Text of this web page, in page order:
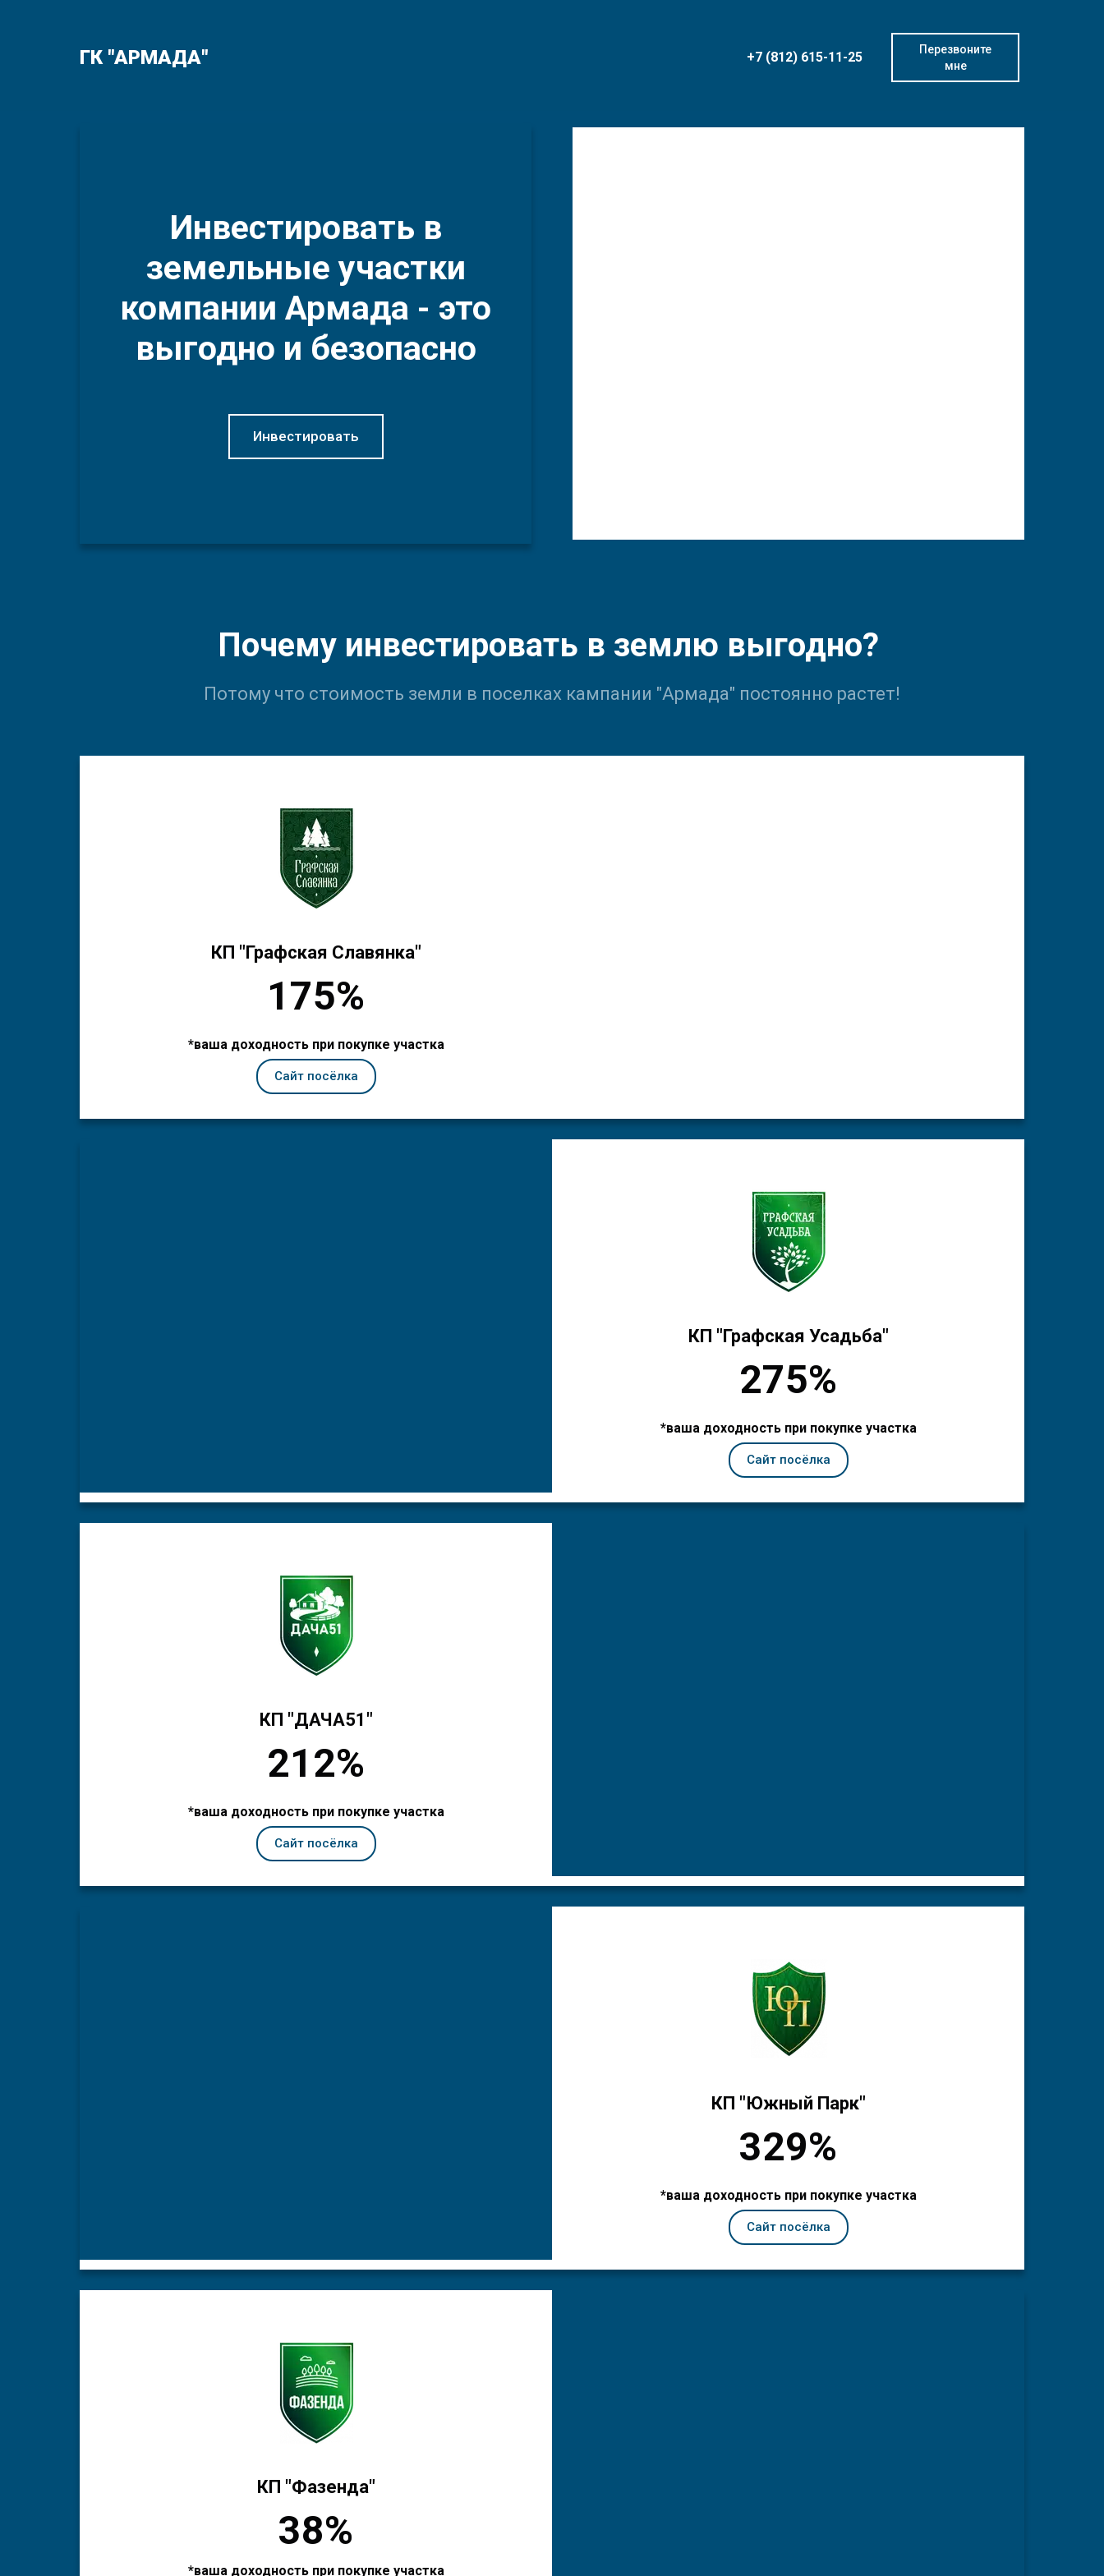
ГК "АРМАДА" +7 (812) 615-11-25
Перезвоните
мне
Инвестировать в
земельные участки
компании Армада - это
выгодно и безопасно
Инвестировать
Почему инвестировать в землю выгодно?
Потому что стоимость земли в поселках кампании "Армада" постоянно растет!
КП "Графская Славянка"
175%
*ваша доходность при покупке участка
Сайт посёлка
КП "Графская Усадьба"
275%
*ваша доходность при покупке участка
Сайт посёлка
КП "ДАЧА51"
212%
*ваша доходность при покупке участка
Сайт посёлка
КП "Южный Парк"
329%
*ваша доходность при покупке участка
Сайт посёлка
КП "Фазенда"
38%
*ваша доходность при покупке участка